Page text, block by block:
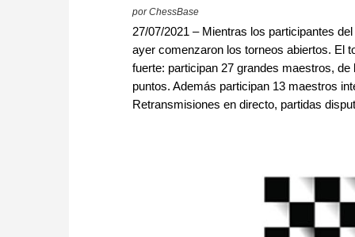
por ChessBase
27/07/2021 – Mientras los participantes
ayer comenzaron los torneos abiertos. El
fuerte: participan 27 grandes maestros,
puntos. Además participan 13 maestros
Retransmisiones en directo, partidas